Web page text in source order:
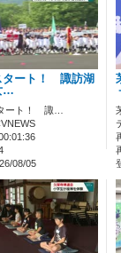
タート！ 諏訪湖
…
ート！ 諏…
08/05